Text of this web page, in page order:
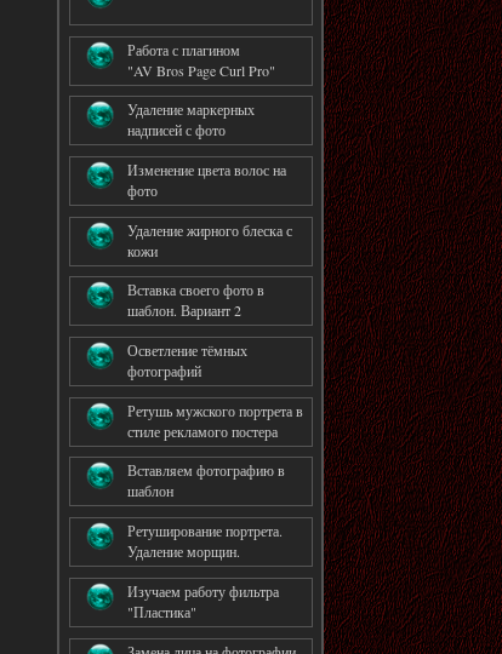
Работа с плагином
"AV Bros Page Curl Pro"
Удаление маркерных
надписей с фото
Изменение цвета волос на
фото
Удаление жирного блеска с
кожи
Вставка своего фото в
шаблон. Вариант 2
Осветление тёмных
фотографий
Ретушь мужского портрета в
стиле рекламого постера
Вставляем фотографию в
шаблон
Ретуширование портрета.
Удаление морщин.
Изучаем работу фильтра
"Пластика"